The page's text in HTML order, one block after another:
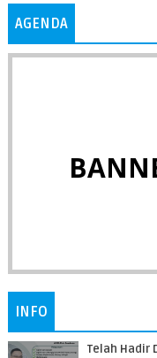
AGENDA
INFO
Telah Hadir